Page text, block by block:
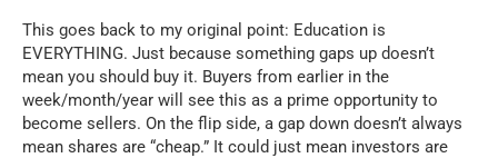
This goes back to my original point: Education is
EVERYTHING. Just because something gaps up doesn’t
mean you should buy it. Buyers from earlier in the
week/month/year will see this as a prime opportunity to
become sellers. On the flip side, a gap down doesn’t always
mean shares are “cheap.” It could just mean investors are